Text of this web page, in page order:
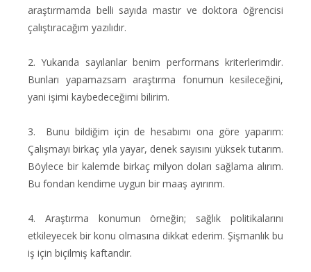
araştırmamda belli sayıda mastır ve doktora öğrencisi
çalıştıracağım yazılıdır.
2. Yukarıda sayılanlar benim performans kriterlerimdir.
Bunları yapamazsam araştırma fonumun kesileceğini,
yani işimi kaybedeceğimi bilirim.
3. Bunu bildiğim için de hesabımı ona göre yaparım:
Çalışmayı birkaç yıla yayar, denek sayısını yüksek tutarım.
Böylece bir kalemde birkaç milyon doları sağlama alırım.
Bu fondan kendime uygun bir maaş ayırırım.
4. Araştırma konumun örneğin; sağlık politikalarını
etkileyecek bir konu olmasına dikkat ederim. Şişmanlık bu
iş için biçilmiş kaftandır.